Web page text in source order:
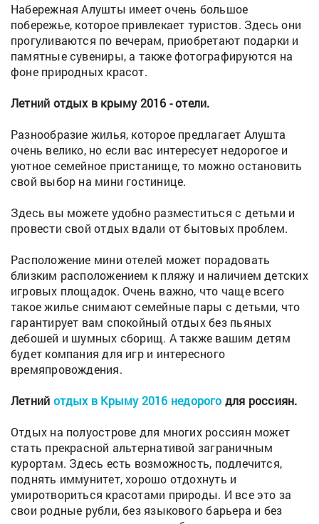
Набережная Алушты имеет очень большое
побережье, которое привлекает туристов. Здесь они
прогуливаются по вечерам, приобретают подарки и
памятные сувениры, а также фотографируются на
фоне природных красот.
Летний отдых в крыму 2016 - отели.
Разнообразие жилья, которое предлагает Алушта
очень велико, но если вас интересует недорогое и
уютное семейное пристанище, то можно остановить
свой выбор на мини гостинице.
Здесь вы можете удобно разместиться с детьми и
провести свой отдых вдали от бытовых проблем.
Расположение мини отелей может порадовать
близким расположением к пляжу и наличием детских
игровых площадок. Очень важно, что чаще всего
такое жилье снимают семейные пары с детьми, что
гарантирует вам спокойный отдых без пьяных
дебошей и шумных сборищ. А также вашим детям
будет компания для игр и интересного
времяпровождения.
Летний отдых в Крыму 2016 недорого для россиян.
Отдых на полуострове для многих россиян может
стать прекрасной альтернативой заграничным
курортам. Здесь есть возможность, подлечится,
поднять иммунитет, хорошо отдохнуть и
умиротвориться красотами природы. И все это за
свои родные рубли, без языкового барьера и без